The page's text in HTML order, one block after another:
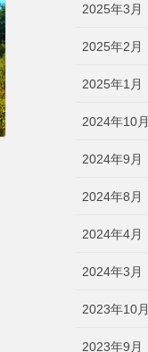
2025年3月
2025年2月
2025年1月
2024年10月
2024年9月
2024年8月
2024年4月
2024年3月
2023年10月
2023年9月